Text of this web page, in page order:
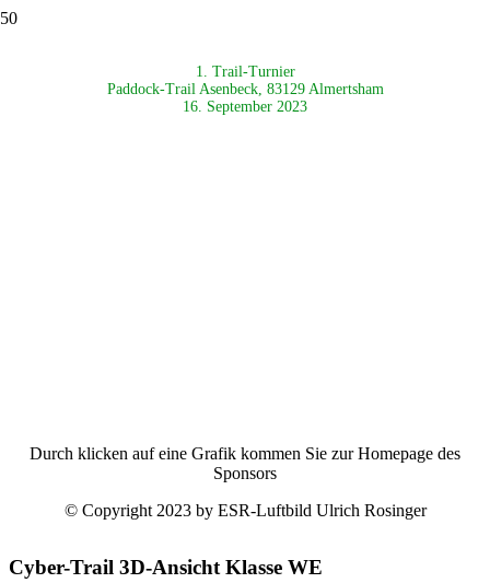
1. Trail-Turnier
Paddock-Trail Asenbeck, 83129 Almertsham
16. September 2023
Durch klicken auf eine Grafik kommen Sie zur Homepage des
Sponsors
© Copyright 2023 by ESR-Luftbild Ulrich Rosinger
Cyber-Trail 3D-Ansicht Klasse WE